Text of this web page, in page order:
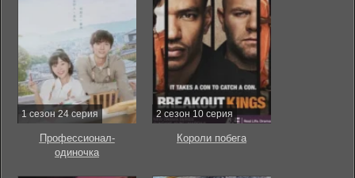
1 сезон 24 серия
Профессионал-
одиночка
2 сезон 10 серия
Короли побега